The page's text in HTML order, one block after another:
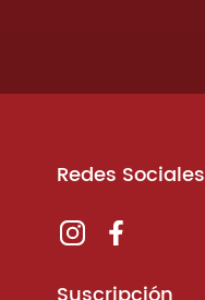
Redes Sociales